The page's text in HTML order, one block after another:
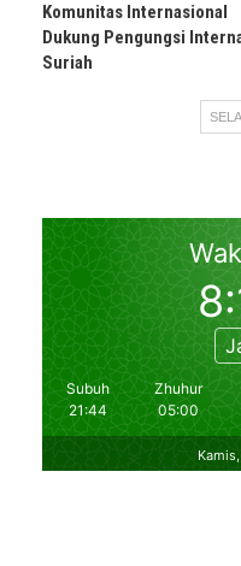
Komunitas Internasional
Dukung Pengungsi
Suriah